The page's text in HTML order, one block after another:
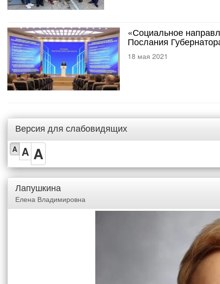
«Социальное
Послания
18 мая 2021
Версия для слабовидящих
A A A
Лапушкина
Елена Владимировна